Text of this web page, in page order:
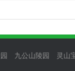
九公山陵园 灵山